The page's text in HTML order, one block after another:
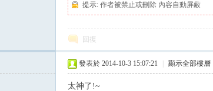
提示: 作者被禁止或刪除 內容自動屏蔽
回復
發表於 2014-10-3 15:07:21 顯示全部樓層
太神了!~